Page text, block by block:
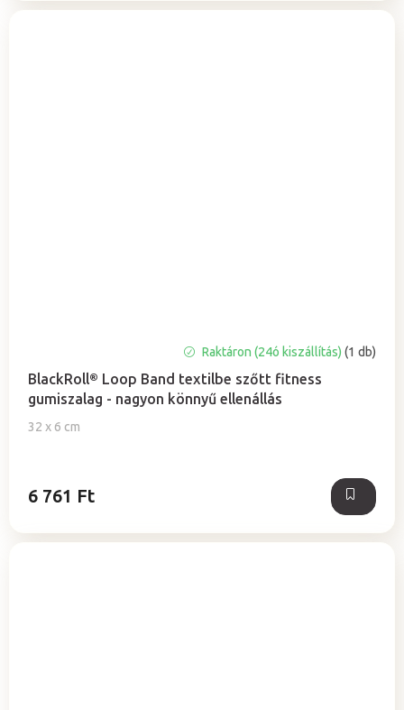
BlackRoll® Loop Band textilbe szőtt fitness
gumiszalag - nagyon könnyű ellenállás
32 x 6 cm
Raktáron (24ó kiszállítás) (1 db)
6 761 Ft